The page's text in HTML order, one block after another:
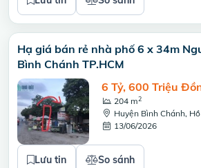
Hạ giá bán rẻ nhà phố 6 x 34m
Bình Chánh TP.HCM
6 Tỷ, 600 Triệu
204 m2
Huyện Bình Chánh,
13/06/2026
Lưu tin So sánh